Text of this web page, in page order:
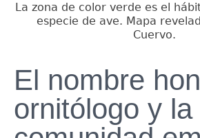
La zona de color verde es el
especie de ave. Mapa
Cuervo.
El nombre
ornitólogo y la